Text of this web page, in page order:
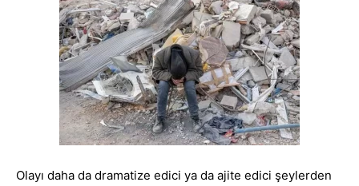
Olayı daha da dramatize edici ya da ajite edici şeylerden